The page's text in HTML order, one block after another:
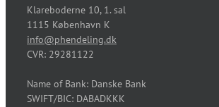
Klareboderne 10, 1. sal
1115 København K
info@phendeling.dk
CVR: 29281122
Name of Bank: Danske Bank
SWIFT/BIC: DABADKKK